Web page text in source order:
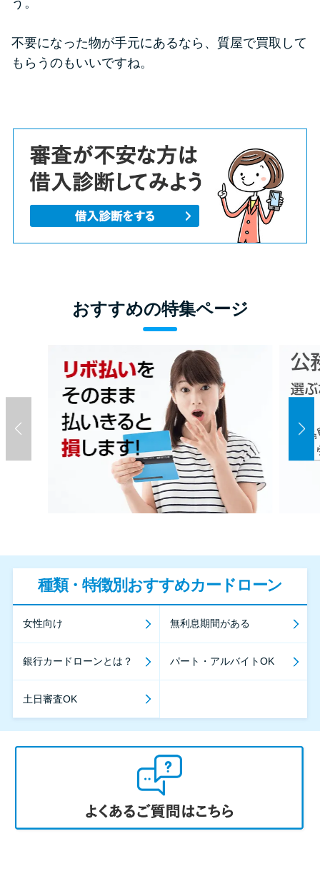
う。
不要になった物が手元にあるなら、質屋で買取して
もらうのもいいですね。
おすすめの特集ページ
種類・特徴別おすすめカードローン
女性向け 無利息期間がある
銀行カードローンとは？ パート・アルバイトOK
土日審査OK